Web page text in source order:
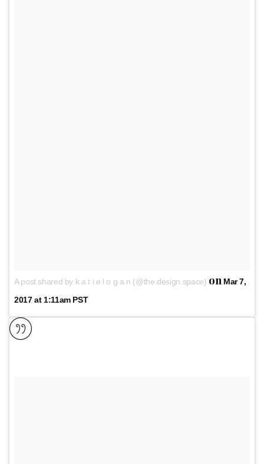
A post shared by k a t i e l o g a n (@the.design.space) on Mar 7,
2017 at 1:11am PST